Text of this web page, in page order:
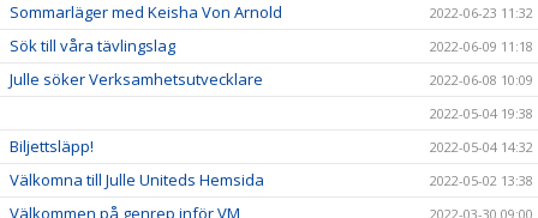
Sommarläger med Keisha Von Arnold 2022-06-23 11:32
Sök till våra tävlingslag 2022-06-09 11:18
Julle söker Verksamhetsutvecklare
2022-06-08 10:09
2022-05-04 19:38
Biljettsläpp! 2022-05-04 14:32
Välkomna till Julle Uniteds Hemsida 2022-05-02 13:38
Välkommen på genrep inför VM 2022-03-30 09:00